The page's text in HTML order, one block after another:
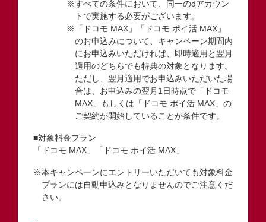
※すべての条件において、同一のdアカウン
トで実施する必要がございます。
※「ドコモ MAX」「ドコモ ポイ活 MAX」
のお申込みについて、キャンペーン期間内
にお申込みいただければ、即時適用と翌月
適用のどちらでも特典の対象となります。
ただし、翌月適用でお申込みいただいた場
合は、お申込みの翌月1日時点で「ドコモ
MAX」もしくは「ドコモ ポイ活 MAX」の
ご契約が開始していることが条件です。
■対象料金プラン
「ドコモ MAX」「ドコモ ポイ活 MAX」
※本キャンペーンにエントリーいただいても対象料金
プランには自動申込みとなりませんのでご注意くだ
さい。